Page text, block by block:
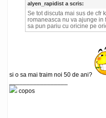
alyen_rapidist a scris:
Se tot discuta mai sus de cfr
romaneasca nu va ajunge in
sa pun pariu cu oricine pe
si o sa mai traim noi 50 de ani?
copos